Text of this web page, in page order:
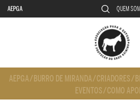
AEPGA QUEM
AEPGA/ BURRO DE MIRANDA/CRIADORES/
EVENTOS/COMO